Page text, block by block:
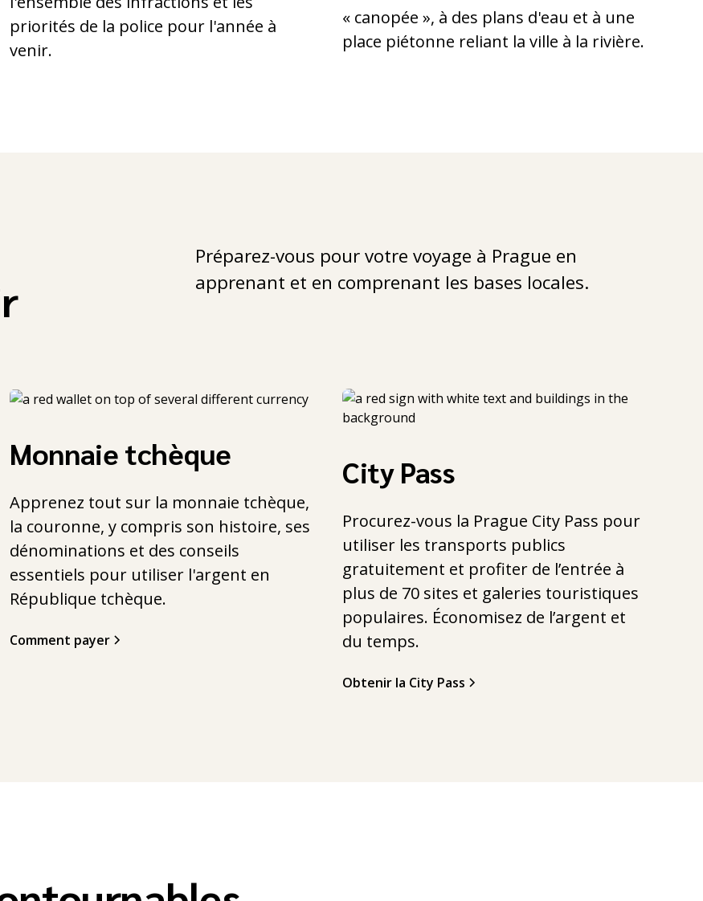
priorités de la police pour l'année à
venir.
« canopée », à des plans d'eau et à une
place piétonne reliant la ville à la rivière.
Préparez-vous pour votre voyage à Prague en
apprenant et en comprenant les bases locales.
Monnaie tchèque
Apprenez tout sur la monnaie tchèque,
la couronne, y compris son histoire, ses
dénominations et des conseils
essentiels pour utiliser l'argent en
République tchèque.
Comment payer
City Pass
Procurez-vous la Prague City Pass pour
utiliser les transports publics
gratuitement et profiter de l’entrée à
plus de 70 sites et galeries touristiques
populaires. Économisez de l’argent et
du temps.
Obtenir la City Pass